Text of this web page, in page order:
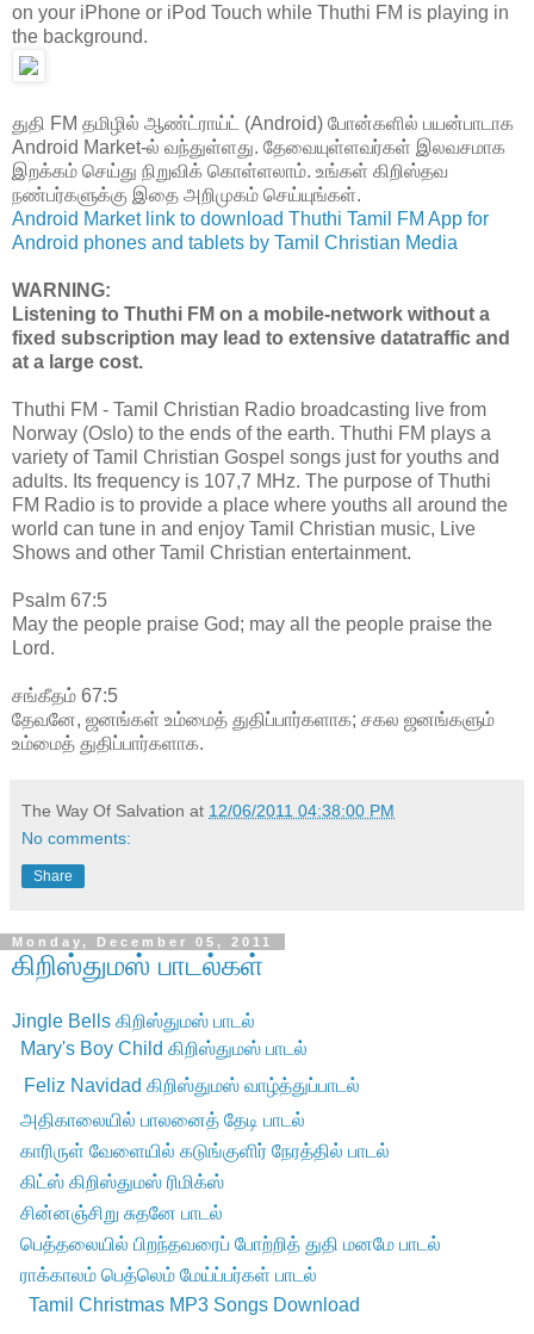
on your iPhone or iPod Touch while Thuthi FM is playing in
the background.
துதி FM த‌மிழில் ஆண்ட்ராய்ட் (Android) போன்களில் ப‌ய‌ன்பாடாக‌
Android Market-ல் வ‌ந்துள்ள‌து. தேவையுள்ள‌வ‌ர்க‌ள் இல‌வ‌ச‌மாக‌
இற‌க்க‌ம் செய்து நிறுவிக் கொள்ள‌லாம். உங்கள் கிறிஸ்தவ
நண்பர்களுக்கு இதை அறிமுகம் செய்யுங்கள்.
Android Market link to download Thuthi Tamil FM App for
Android phones and tablets by Tamil Christian Media
WARNING:
Listening to Thuthi FM on a mobile-network without a
fixed subscription may lead to extensive datatraffic and
at a large cost.
Thuthi FM - Tamil Christian Radio broadcasting live from
Norway (Oslo) to the ends of the earth. Thuthi FM plays a
variety of Tamil Christian Gospel songs just for youths and
adults. Its frequency is 107,7 MHz. The purpose of Thuthi
FM Radio is to provide a place where youths all around the
world can tune in and enjoy Tamil Christian music, Live
Shows and other Tamil Christian entertainment.
Psalm 67:5
May the people praise God; may all the people praise the
Lord.
சங்கீதம் 67:5
தேவனே, ஜனங்கள் உம்மைத் துதிப்பார்களாக; சகல ஜனங்களும்
உம்மைத் துதிப்பார்களாக.
The Way Of Salvation at 12/06/2011 04:38:00 PM
No comments:
Share
Monday, December 05, 2011
கிறிஸ்துமஸ் பாடல்கள்
Jingle Bells கிறிஸ்துமஸ் பாடல்
Mary's Boy Child கிறிஸ்துமஸ் பாடல்
Feliz Navidad கிறிஸ்துமஸ் வாழ்த்துப்பாடல்
அதிகாலையில் பாலனைத் தேடி பாடல்
காரிருள் வேளையில் கடுங்குளிர் நேரத்தில் பாடல்
கிட்ஸ் கிறிஸ்துமஸ் ரிமிக்ஸ்
சின்னஞ்சிறு சுதனே பாடல்
பெத்தலையில் பிறந்தவரைப் போற்றித் துதி மனமே பாடல்
ராக்காலம் பெத்லெம் மேய்ப்பர்கள் பாடல்
Tamil Christmas MP3 Songs Download